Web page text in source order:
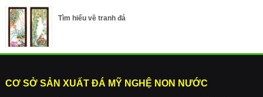
Tìm hiểu về tranh đá
CƠ SỞ SẢN XUẤT ĐÁ MỸ NGHỆ NON NƯỚC